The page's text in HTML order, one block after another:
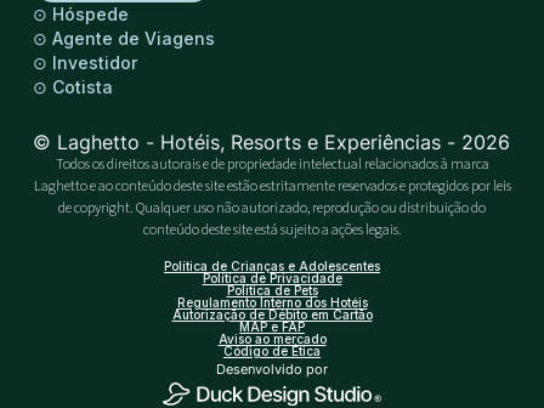
⊙ Hóspede
⊙ Agente de Viagens
⊙ Investidor
⊙ Cotista
© Laghetto - Hotéis, Resorts e Experiências - 2026
Todos os direitos autorais e de propriedade intelectual relacionados à marca
Laghetto e ao conteúdo deste site estão estritamente reservados e protegidos por leis
de copyright. Qualquer uso não autorizado, reprodução ou distribuição do
conteúdo deste site está sujeito a ações legais.
Política de Crianças e Adolescentes
Política de Privacidade
Política de Pets
Regulamento Interno dos Hotéis
Autorização de Débito em Cartão
MAP e FAP
Aviso ao mercado
Código de Ética
Desenvolvido por